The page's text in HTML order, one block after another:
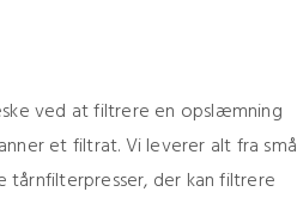
ved at filtrere en opslæmning
et filtrat. Vi leverer alt fra små
der kan filtrere